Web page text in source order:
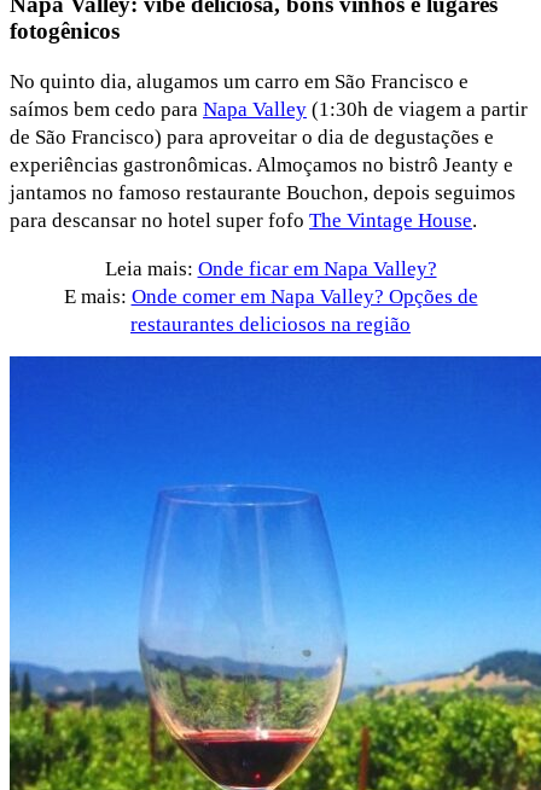
fotogênicos
No quinto dia, alugamos um carro em São Francisco e
saímos bem cedo para Napa Valley (1:30h de viagem a partir
de São Francisco) para aproveitar o dia de degustações e
experiências gastronômicas. Almoçamos no bistrô Jeanty e
jantamos no famoso restaurante Bouchon, depois seguimos
para descansar no hotel super fofo The Vintage House.
Leia mais: Onde ficar em Napa Valley?
E mais: Onde comer em Napa Valley? Opções de
restaurantes deliciosos na região